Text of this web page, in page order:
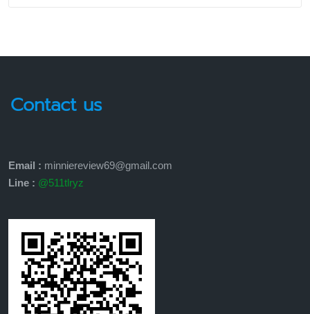
Contact us
Email : minniereview69@gmail.com
Line : @511tlryz